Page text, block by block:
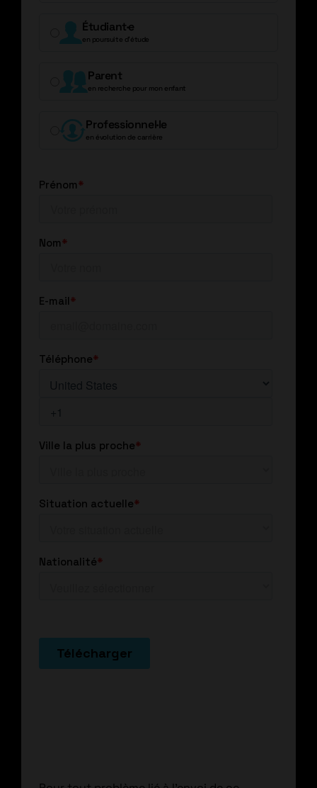
Étudiant·e
en poursuite d’étude
Parent
en recherche pour mon enfant
Professionnel·le
en évolution de carrière